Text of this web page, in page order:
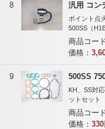
8 汎用 コン
ポイント点
500SS（
商品コー
価格：
9 500SS
KH、SS対
ットセット
商品コー
価格： 330